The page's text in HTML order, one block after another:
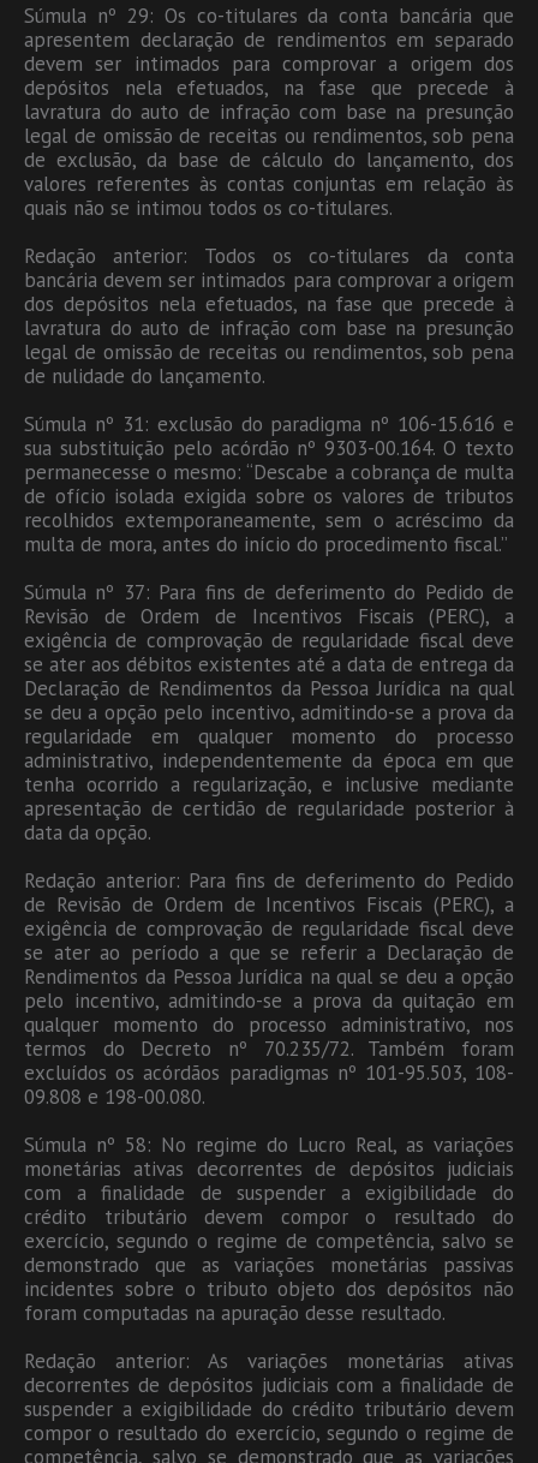
Súmula nº 29: Os co-titulares da conta bancária que
apresentem declaração de rendimentos em separado
devem ser intimados para comprovar a origem dos
depósitos nela efetuados, na fase que precede à
lavratura do auto de infração com base na presunção
legal de omissão de receitas ou rendimentos, sob pena
de exclusão, da base de cálculo do lançamento, dos
valores referentes às contas conjuntas em relação às
quais não se intimou todos os co-titulares.
Redação anterior: Todos os co-titulares da conta
bancária devem ser intimados para comprovar a origem
dos depósitos nela efetuados, na fase que precede à
lavratura do auto de infração com base na presunção
legal de omissão de receitas ou rendimentos, sob pena
de nulidade do lançamento.
Súmula nº 31: exclusão do paradigma nº 106-15.616 e
sua substituição pelo acórdão nº 9303-00.164. O texto
permanecesse o mesmo: “Descabe a cobrança de multa
de ofício isolada exigida sobre os valores de tributos
recolhidos extemporaneamente, sem o acréscimo da
multa de mora, antes do início do procedimento fiscal.”
Súmula nº 37: Para fins de deferimento do Pedido de
Revisão de Ordem de Incentivos Fiscais (PERC), a
exigência de comprovação de regularidade fiscal deve
se ater aos débitos existentes até a data de entrega da
Declaração de Rendimentos da Pessoa Jurídica na qual
se deu a opção pelo incentivo, admitindo-se a prova da
regularidade em qualquer momento do processo
administrativo, independentemente da época em que
tenha ocorrido a regularização, e inclusive mediante
apresentação de certidão de regularidade posterior à
data da opção.
Redação anterior: Para fins de deferimento do Pedido
de Revisão de Ordem de Incentivos Fiscais (PERC), a
exigência de comprovação de regularidade fiscal deve
se ater ao período a que se referir a Declaração de
Rendimentos da Pessoa Jurídica na qual se deu a opção
pelo incentivo, admitindo-se a prova da quitação em
qualquer momento do processo administrativo, nos
termos do Decreto nº 70.235/72. Também foram
excluídos os acórdãos paradigmas nº 101-95.503, 108-
09.808 e 198-00.080.
Súmula nº 58: No regime do Lucro Real, as variações
monetárias ativas decorrentes de depósitos judiciais
com a finalidade de suspender a exigibilidade do
crédito tributário devem compor o resultado do
exercício, segundo o regime de competência, salvo se
demonstrado que as variações monetárias passivas
incidentes sobre o tributo objeto dos depósitos não
foram computadas na apuração desse resultado.
Redação anterior: As variações monetárias ativas
decorrentes de depósitos judiciais com a finalidade de
suspender a exigibilidade do crédito tributário devem
compor o resultado do exercício, segundo o regime de
competência, salvo se demonstrado que as variações